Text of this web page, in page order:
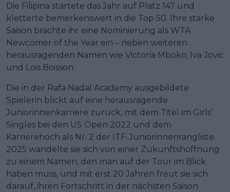
Die Filipina startete das Jahr auf Platz 147 und
kletterte bemerkenswert in die Top 50. Ihre starke
Saison brachte ihr eine Nominierung als WTA
Newcomer of the Year ein – neben weiteren
herausragenden Namen wie Victoria Mboko, Iva Jovic
und Lois Boisson.
Die in der Rafa Nadal Academy ausgebildete
Spielerin blickt auf eine herausragende
Juniorinnenkarriere zurück, mit dem Titel im Girls’
Singles bei den US Open 2022 und dem
Karrierehoch als Nr. 2 der ITF-Juniorinnenrangliste.
2025 wandelte sie sich von einer Zukunftshoffnung
zu einem Namen, den man auf der Tour im Blick
haben muss, und mit erst 20 Jahren freut sie sich
darauf, ihren Fortschritt in der nächsten Saison